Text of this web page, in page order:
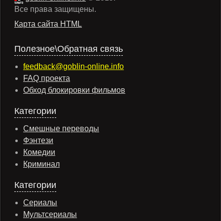
Все права защищены.
Карта сайта HTML
Полезное\Обратная связь
feedback@goblin-online.info
FAQ проекта
Обход блокировки фильмов
Категории
Смешные переводы
Фэнтези
Комедии
Криминал
Категории
Сериалы
Мультсериалы